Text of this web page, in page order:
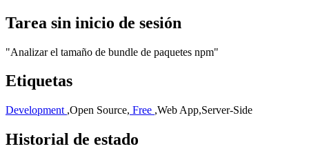
Tarea sin inicio de sesión
"Analizar el tamaño de bundle de paquetes npm"
Etiquetas
Development ,Open Source, Free ,Web App,Server-Side
Historial de estado